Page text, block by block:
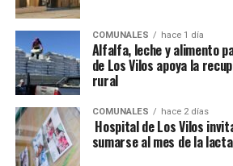
COMUNALES hace 1 día
Alfalfa, leche y alimento
de Los Vilos apoya la
rural
COMUNALES hace 2 días
Hospital de Los Vilos
sumarse al mes de la